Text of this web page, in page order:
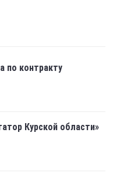
по контракту
Курской области»